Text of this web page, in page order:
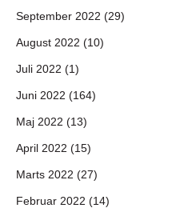
September 2022 (29)
August 2022 (10)
Juli 2022 (1)
Juni 2022 (164)
Maj 2022 (13)
April 2022 (15)
Marts 2022 (27)
Februar 2022 (14)